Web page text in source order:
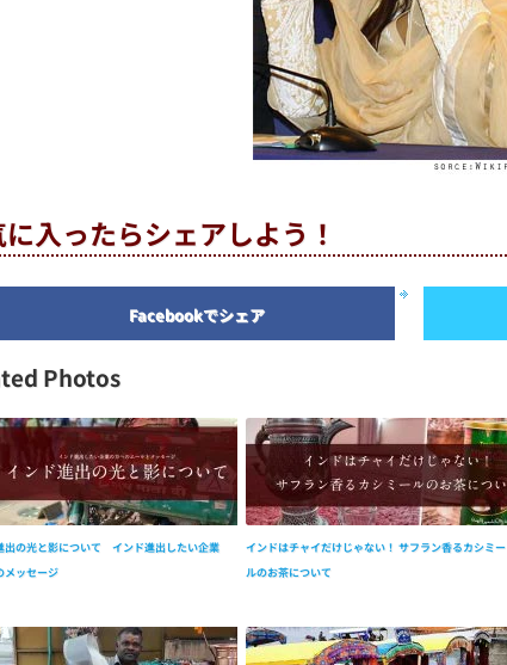
入ったらシェアしよう！
Facebookでシェア
Photos
出の光と影について インド進出したい企業
メッセージ
インドはチャイだけじゃない！ サフラン香るカシミー
ルのお茶について